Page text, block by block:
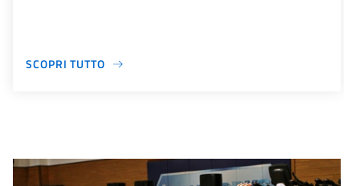
SCOPRI TUTTO